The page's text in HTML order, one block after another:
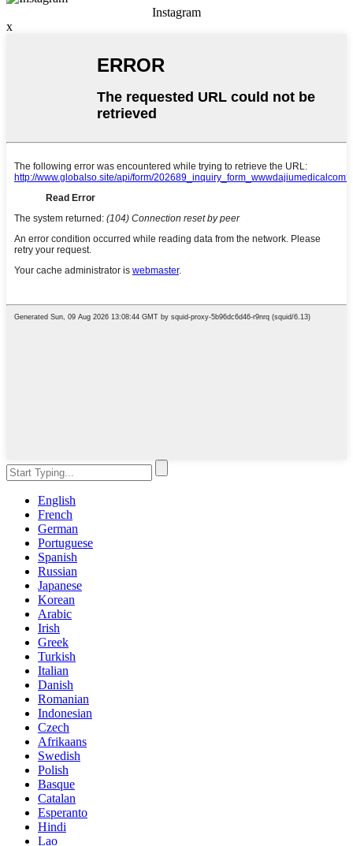
Instagram
x
English
French
German
Portuguese
Spanish
Russian
Japanese
Korean
Arabic
Irish
Greek
Turkish
Italian
Danish
Romanian
Indonesian
Czech
Afrikaans
Swedish
Polish
Basque
Catalan
Esperanto
Hindi
Lao